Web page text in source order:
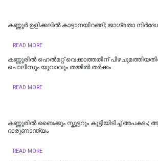
കണ്ണൂര്‍ ഉളിക്കലില്‍ കാട്ടാനയിറങ്ങി; ജാഗ്രതാ
READ MORE
കണ്ണൂരില്‍ ഹെല്‍മറ്റ് വെക്കാത്തതിന്
പൊലീസും യുവാവും തമ്മില്‍ തര്‍ക്കം
READ MORE
കണ്ണൂരില്‍ ബൈക്കും സ്കൂട്ടറും കൂട്ടിയിടിച്ച് അപകടം;
ദാരുണാന്ത്യം
READ MORE